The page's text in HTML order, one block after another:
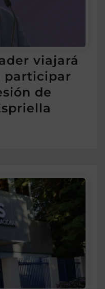
viajará
participar
de